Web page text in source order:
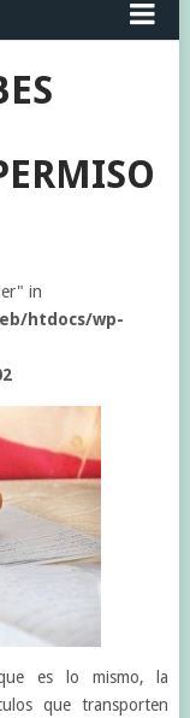
in
htdocs/wp-
es lo mismo, la
que transporten